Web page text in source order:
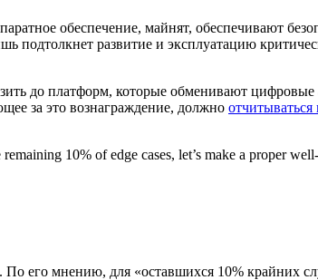
обеспечение, майнят, обеспечивают
подтолкнет развитие и эксплуатацию
до платформ, которые обменивают
за это вознаграждение, должно
10% of edge cases, let’s make a proper
его мнению, для «оставшихся 10% крайних